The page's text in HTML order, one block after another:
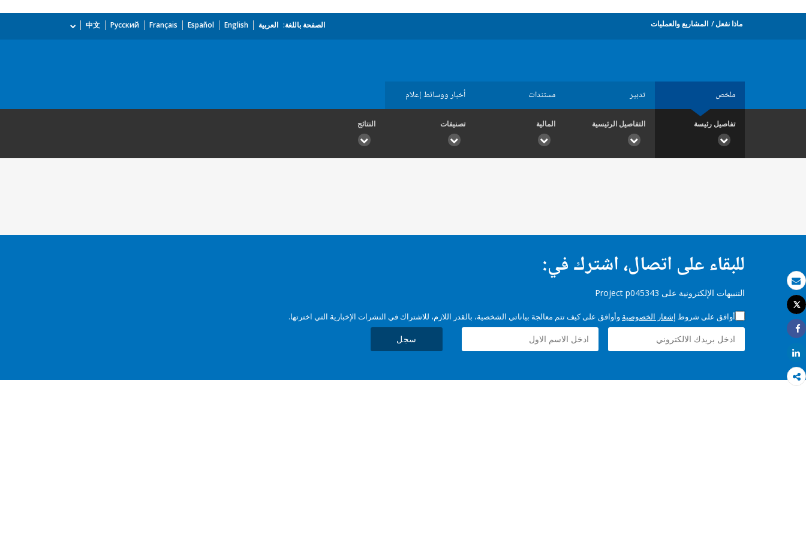
بريد الكتروني
طباعة
Tweet
Share
Share
ماذا نفعل المشاريع والعمليات الصفحة باللغة: العربية English
Español
Français
Русский
中文
ملخص تدبير مستندات أخبار ووسائط إعلام
تفاصيل رئيسة التفاصيل الرئيسية المالية تصنيفات النتائج
للبقاء على اتصال، اشترك في:
التنبيهات الإلكترونية على Project p045343
أوافق على شروط إشعار الخصوصية وأوافق على كيف تتم معالجة بياناتي الشخصية، بالقدر اللازم، للاشتراك في النشرات الإخبارية التي اخترتها.
سجل